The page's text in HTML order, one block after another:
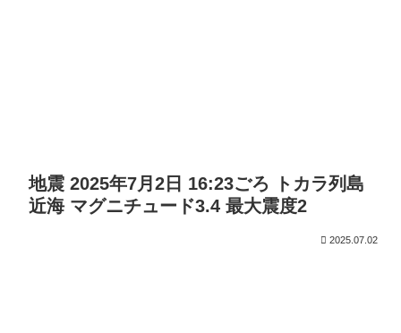
地震 2025年7月2日 16:23ごろ トカラ列島
近海 マグニチュード3.4 最大震度2
2025.07.02